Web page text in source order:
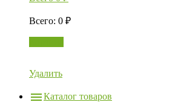
Всего: 0 ₽
Удалить
Каталог товаров